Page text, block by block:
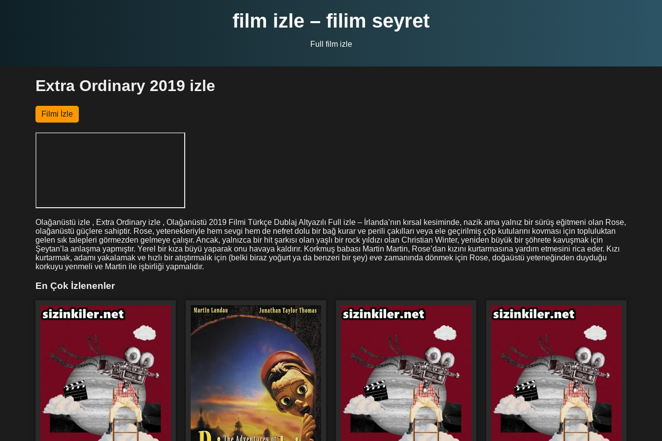
film izle – filim seyret
Full film izle
Extra Ordinary 2019 izle
Filmi İzle
Olağanüstü izle , Extra Ordinary izle , Olağanüstü 2019 Filmi Türkçe Dublaj Altyazılı Full izle – İrlanda’nın kırsal kesiminde, nazik ama yalnız bir sürüş eğitmeni olan Rose,
olağanüstü güçlere sahiptir. Rose, yetenekleriyle hem sevgi hem de nefret dolu bir bağ kurar ve perili çakılları veya ele geçirilmiş çöp kutularını kovması için topluluktan
gelen sık talepleri görmezden gelmeye çalışır. Ancak, yalnızca bir hit şarkısı olan yaşlı bir rock yıldızı olan Christian Winter, yeniden büyük bir şöhrete kavuşmak için
Şeytan’la anlaşma yapmıştır. Yerel bir kıza büyü yaparak onu havaya kaldırır. Korkmuş babası Martin Martin, Rose’dan kızını kurtarmasına yardım etmesini rica eder. Kızı
kurtarmak, adamı yakalamak ve hızlı bir atıştırmalık için (belki biraz yoğurt ya da benzeri bir şey) eve zamanında dönmek için Rose, doğaüstü yeteneğinden duyduğu
korkuyu yenmeli ve Martin ile işbirliği yapmalıdır.
En Çok İzlenenler